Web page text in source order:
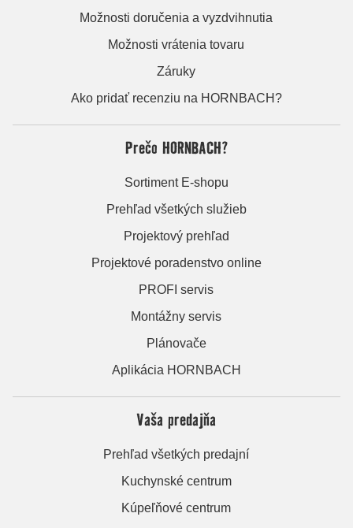
Možnosti doručenia a vyzdvihnutia
Možnosti vrátenia tovaru
Záruky
Ako pridať recenziu na HORNBACH?
Prečo HORNBACH?
Sortiment E-shopu
Prehľad všetkých služieb
Projektový prehľad
Projektové poradenstvo online
PROFI servis
Montážny servis
Plánovače
Aplikácia HORNBACH
Vaša predajňa
Prehľad všetkých predajní
Kuchynské centrum
Kúpeľňové centrum